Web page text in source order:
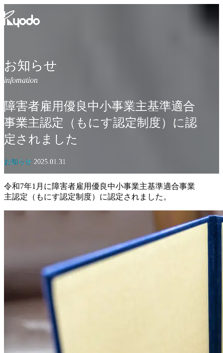
コ
ン
テ
ン
ツ
を
表
示
お知らせ
障害者雇用優良中小事業主基準適合
事業主認定（もにす認定制度）に認
定されました
お知らせ 2025.01.31
令和7年1月に障害者雇用優良中小事業主基準適合事業
主認定（もにす認定制度）に認定されました。